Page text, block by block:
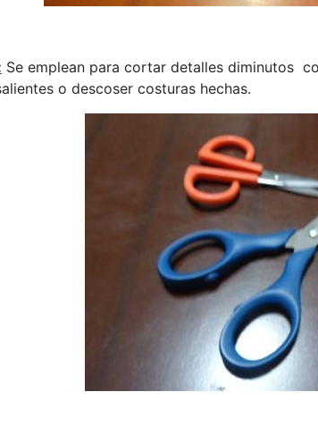
Se emplean para cortar detalles diminutos
o descoser costuras hechas.